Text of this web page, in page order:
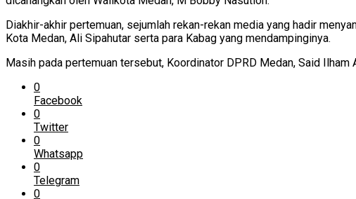
Diakhir-akhir pertemuan, sejumlah rekan-rekan media yang hadir
Kota Medan, Ali Sipahutar serta para Kabag yang mendampinginya.
Masih pada pertemuan tersebut, Koordinator DPRD Medan, Said
0
Facebook
0
Twitter
0
Whatsapp
0
Telegram
0